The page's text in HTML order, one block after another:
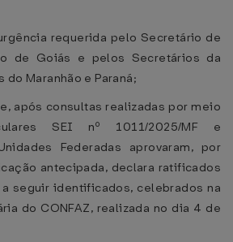
requerida pelo Secretário de
de Goiás e pelos Secretários da
do Maranhão e Paraná;
após consultas realizadas por meio
SEI nº 1011/2025/MF e
Federadas aprovaram, por
antecipada, declara ratificados
seguir identificados, celebrados na
do CONFAZ, realizada no dia 4 de